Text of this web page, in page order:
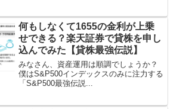
何もしなくて1655の金利が上乗
せできる？楽天証券で貸株を申し
込んでみた【貸株最強伝説】
みなさん、資産運用は順調でしょうか？
僕はS&P500インデックスのみに注力する
「S&P500最強伝説...